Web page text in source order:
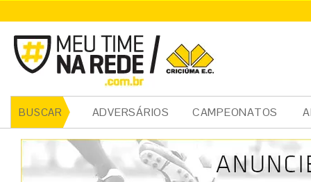
BUSCAR ADVERSÁRIOS CAMPEONATOS